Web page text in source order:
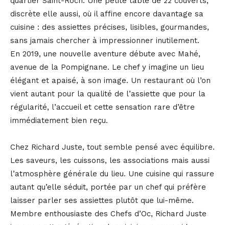
discrète elle aussi, où il affine encore davantage sa
cuisine : des assiettes précises, lisibles, gourmandes,
sans jamais chercher à impressionner inutilement.
En 2019, une nouvelle aventure débute avec Mahé,
avenue de la Pompignane. Le chef y imagine un lieu
élégant et apaisé, à son image. Un restaurant où l’on
vient autant pour la qualité de l’assiette que pour la
régularité, l’accueil et cette sensation rare d’être
immédiatement bien reçu.
Chez Richard Juste, tout semble pensé avec équilibre.
Les saveurs, les cuissons, les associations mais aussi
l’atmosphère générale du lieu. Une cuisine qui rassure
autant qu’elle séduit, portée par un chef qui préfère
laisser parler ses assiettes plutôt que lui-même.
Membre enthousiaste des Chefs d’Oc, Richard Juste